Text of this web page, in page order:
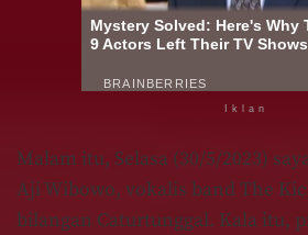
Iklan
Malam itu, Selasa (30/5/2023)
Aji Wibowo, vokalis band The
bilangan Caturtunggal. Kala itu,